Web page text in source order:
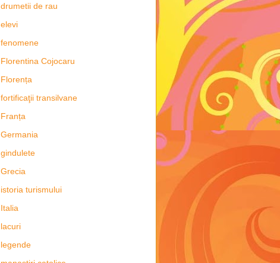
drumetii de rau
elevi
fenomene
Florentina Cojocaru
Florența
fortificaţii transilvane
Franța
Germania
gindulete
Grecia
istoria turismului
Italia
lacuri
legende